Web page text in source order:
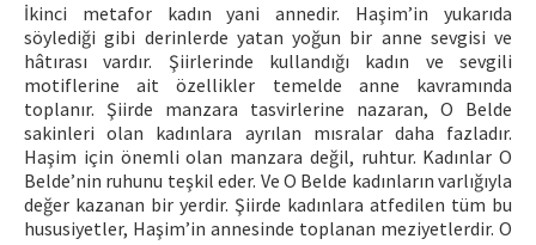
İkinci metafor kadın yani annedir. Haşim’in yukarıda
söylediği gibi derinlerde yatan yoğun bir anne sevgisi ve
hâtırası vardır. Şiirlerinde kullandığı kadın ve sevgili
motiflerine ait özellikler temelde anne kavramında
toplanır. Şiirde manzara tasvirlerine nazaran, O Belde
sakinleri olan kadınlara ayrılan mısralar daha fazladır.
Haşim için önemli olan manzara değil, ruhtur. Kadınlar O
Belde’nin ruhunu teşkil eder. Ve O Belde kadınların varlığıyla
değer kazanan bir yerdir. Şiirde kadınlara atfedilen tüm bu
hususiyetler, Haşim’in annesinde toplanan meziyetlerdir. O